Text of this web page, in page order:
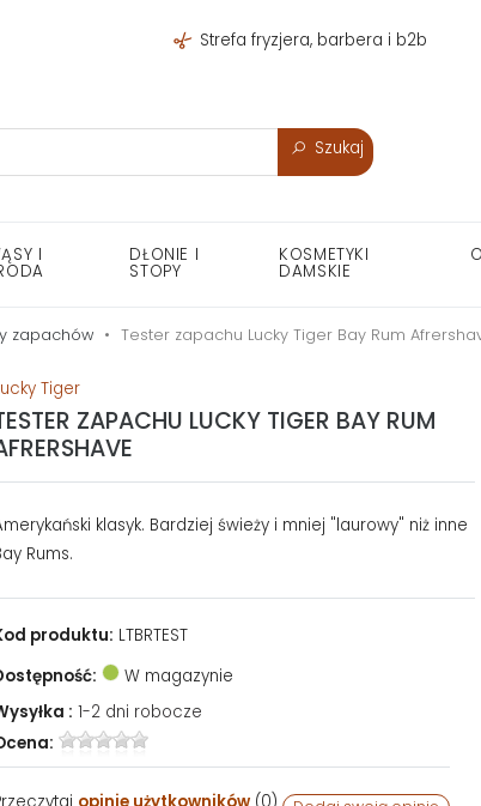
Strefa fryzjera, barbera i b2b
Szukaj
I DŁONIE I
STOPY
KOSMETYKI
DAMSKIE
zapachów Tester zapachu Lucky Tiger Bay Rum
Tiger
ZAPACHU LUCKY TIGER BAY RUM
klasyk. Bardziej świeży i mniej "laurowy" niż inne
Rums.
produktu: LTBRTEST
W magazynie
: 1-2 dni robocze